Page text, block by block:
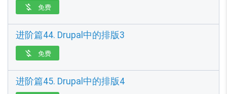
 免费
进阶篇44. Drupal中的排版3
 免费
进阶篇45. Drupal中的排版4